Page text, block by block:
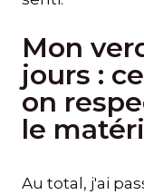
Mon
jours :
on
le
Au total, j'ai